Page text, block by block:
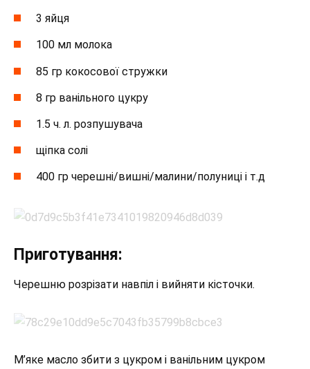
3 яйця
100 мл молока
85 гр кокосової стружки
8 гр ванільного цукру
1.5 ч. л. розпушувача
щіпка солі
400 гр черешні/вишні/малини/полуниці і т.д
Приготування:
Черешню розрізати навпіл і вийняти кісточки.
М’яке масло збити з цукром і ванільним цукром